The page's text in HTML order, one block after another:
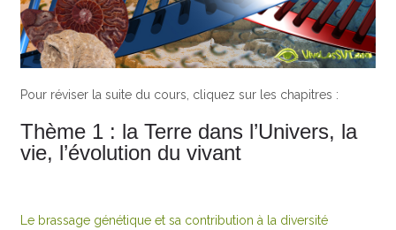
Pour réviser la suite du cours, cliquez sur les chapitres :
Thème 1 : la Terre dans l’Univers, la
vie, l’évolution du vivant
Le brassage génétique et sa contribution à la diversité